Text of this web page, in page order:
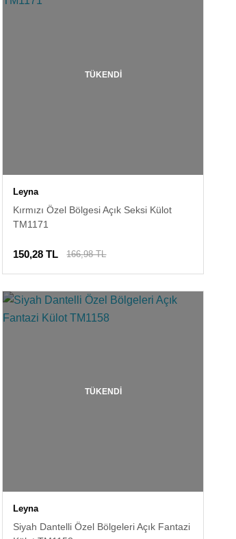
TÜKENDİ
Leyna
Kırmızı Özel Bölgesi Açık Seksi Külot
TM1171
150,28 TL 166,98 TL
TÜKENDİ
Leyna
Siyah Dantelli Özel Bölgeleri Açık Fantazi